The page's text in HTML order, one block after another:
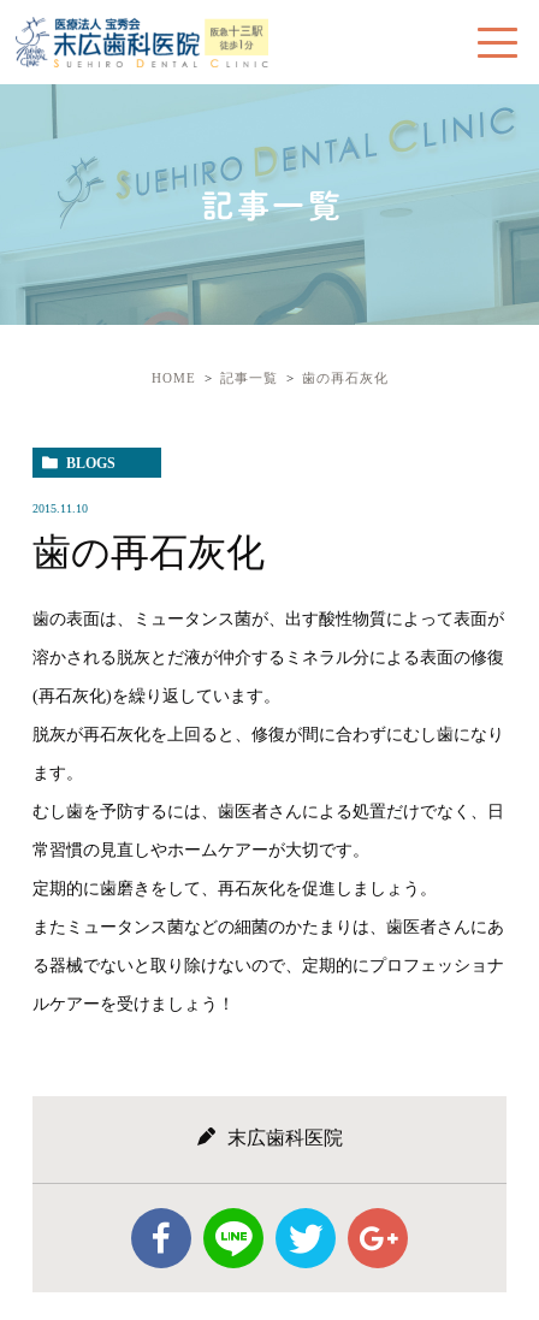
記事一覧
HOME 記事一覧 歯の再石灰化
BLOGS
2015.11.10
歯の再石灰化
歯の表面は、ミュータンス菌が、出す酸性物質によって表面が
溶かされる脱灰とだ液が仲介するミネラル分による表面の修復
(再石灰化)を繰り返しています。
脱灰が再石灰化を上回ると、修復が間に合わずにむし歯になり
ます。
むし歯を予防するには、歯医者さんによる処置だけでなく、日
常習慣の見直しやホームケアーが大切です。
定期的に歯磨きをして、再石灰化を促進しましょう。
またミュータンス菌などの細菌のかたまりは、歯医者さんにあ
る器械でないと取り除けないので、定期的にプロフェッショナ
ルケアーを受けましょう！
末広歯科医院